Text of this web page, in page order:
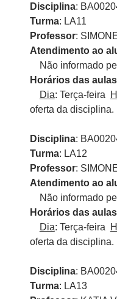
Disciplina:
Turma: LA11
Professor:
Atendimento ao
Não informado
Horários das aulas
Dia: Terça-feira
oferta da disciplina.
Disciplina:
Turma: LA12
Professor:
Atendimento ao
Não informado
Horários das aulas
Dia: Terça-feira
oferta da disciplina.
Disciplina:
Turma: LA13